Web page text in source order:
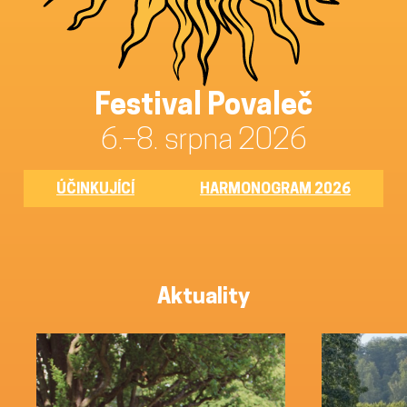
Festival Povaleč
6.–8. srpna 2026
ÚČINKUJÍCÍ HARMONOGRAM 2026
Aktuality